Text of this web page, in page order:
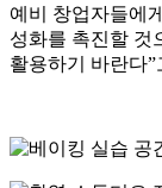
예비 창업자들에
성화를 촉진할 것
활용하기 바란다”